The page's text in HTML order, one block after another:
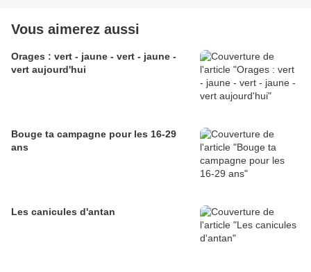
Vous aimerez aussi
Orages : vert - jaune - vert - jaune -
vert aujourd'hui
Bouge ta campagne pour les 16-29
ans
Les canicules d'antan